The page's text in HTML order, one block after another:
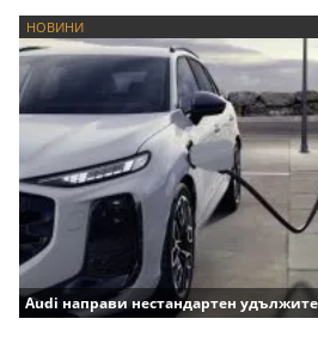
НОВИНИ
Audi направи нестандартен